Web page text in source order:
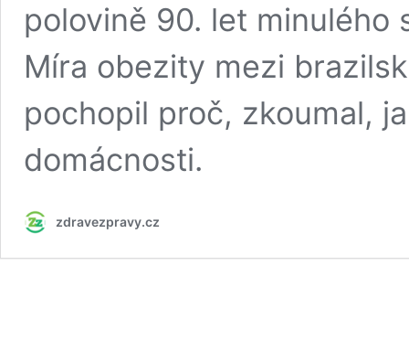
polovině 90. let minulého
Míra obezity mezi
pochopil proč, zkoumal,
domácnosti.
zdravezpravy.cz